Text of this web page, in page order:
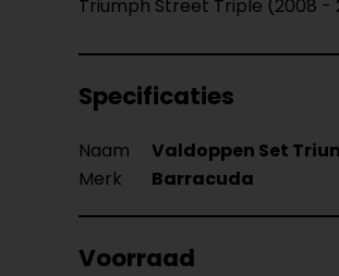
Triumph Street Triple (2008 -
Specificaties
Naam Valdoppen Set
Merk
Barracuda
Voorraad